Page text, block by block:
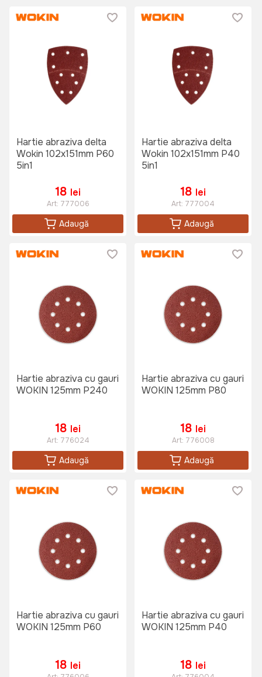
Hartie abraziva delta
Wokin 102x151mm P60
5in1
18 lei
Art: 777006
Adaugă
Hartie abraziva delta
Wokin 102x151mm P40
5in1
18 lei
Art: 777004
Adaugă
Hartie abraziva cu gauri
WOKIN 125mm P240
18 lei
Art: 776024
Adaugă
Hartie abraziva cu gauri
WOKIN 125mm P80
18 lei
Art: 776008
Adaugă
Hartie abraziva cu gauri
WOKIN 125mm P60
18 lei
Hartie abraziva cu gauri
WOKIN 125mm P40
18 lei